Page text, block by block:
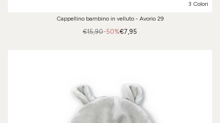
3 Colori
Cappellino bambino in velluto - Avorio 29
-50%
€15,90 €7,95